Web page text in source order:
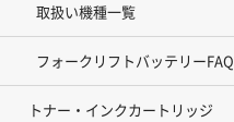
取扱い機種一覧
フォークリフトバッテリーFAQ
トナー・インクカートリッジ